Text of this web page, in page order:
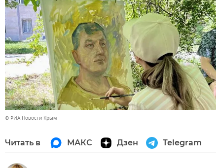
© РИА Новости Крым
Читать в МАКС Дзен Telegram